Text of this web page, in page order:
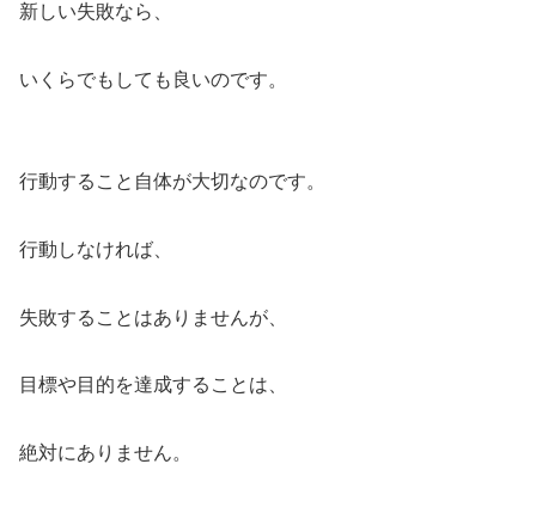
新しい失敗なら、
いくらでもしても良いのです。
行動すること自体が大切なのです。
行動しなければ、
失敗することはありませんが、
目標や目的を達成することは、
絶対にありません。